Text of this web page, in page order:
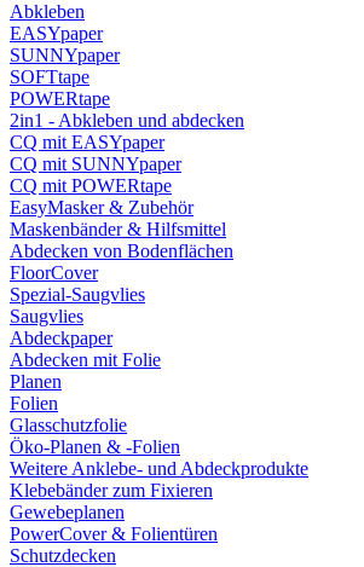
Abkleben
EASYpaper
SUNNYpaper
SOFTtape
POWERtape
2in1 - Abkleben und abdecken
CQ mit EASYpaper
CQ mit SUNNYpaper
CQ mit POWERtape
EasyMasker & Zubehör
Maskenbänder & Hilfsmittel
Abdecken von Bodenflächen
FloorCover
Spezial-Saugvlies
Saugvlies
Abdeckpaper
Abdecken mit Folie
Planen
Folien
Glasschutzfolie
Öko-Planen & -Folien
Weitere Anklebe- und Abdeckprodukte
Klebebänder zum Fixieren
Gewebeplanen
PowerCover & Folientüren
Schutzdecken